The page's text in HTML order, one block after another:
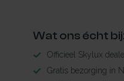
Wat ons écht
Officieel Skylux
Gratis bezorging in